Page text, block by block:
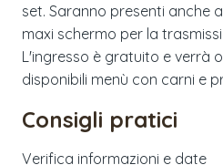
set. Saranno presenti anche
maxi schermo per la
L'ingresso è gratuito e verrà
disponibili menù con carni e
Consigli pratici
Verifica informazioni e date